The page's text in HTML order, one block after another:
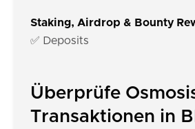
Staking, Airdrop & Bounty
✅ Deposits
Überprüfe
Transaktionen in